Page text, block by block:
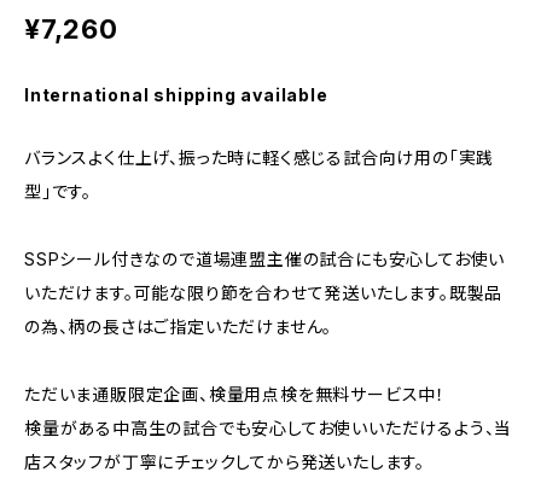
¥7,260
International shipping available
バランスよく仕上げ、振った時に軽く感じる試合向け用の「実践
型」です。
SSPシール付きなので道場連盟主催の試合にも安心してお使い
いただけます。可能な限り節を合わせて発送いたします。既製品
の為、柄の長さはご指定いただけません。
ただいま通販限定企画、検量用点検を無料サービス中！
検量がある中高生の試合でも安心してお使いいただけるよう、当
店スタッフが丁寧にチェックしてから発送いたします。